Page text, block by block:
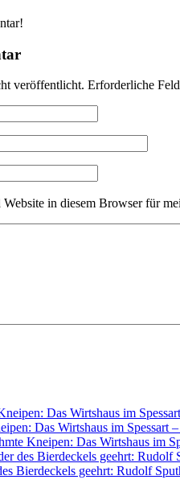
veröffentlicht. Erforderliche
in diesem Browser für
Das Wirtshaus im
Das Wirtshaus im Spessart
Kneipen: Das Wirtshaus im
des Bierdeckels geehrt: Rudolf
Bierdeckels geehrt: Rudolf